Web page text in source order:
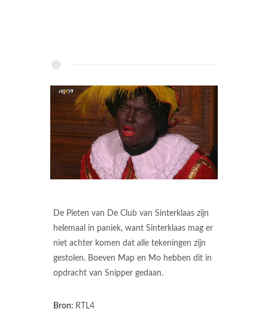
De Pieten van De Club van Sinterklaas zijn
helemaal in paniek, want Sinterklaas mag er
niet achter komen dat alle tekeningen zijn
gestolen. Boeven Map en Mo hebben dit in
opdracht van Snipper gedaan.
Bron: RTL4